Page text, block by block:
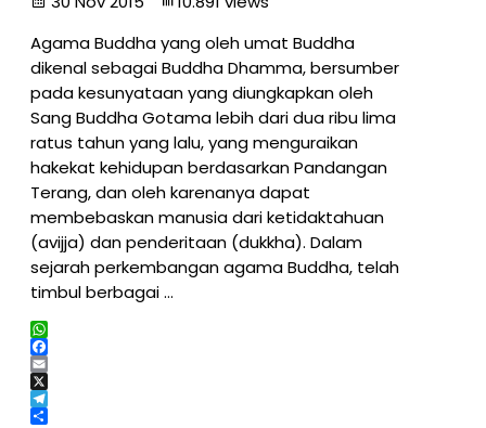
Agama Buddha yang oleh umat Buddha
dikenal sebagai Buddha Dhamma, bersumber
pada kesunyataan yang diungkapkan oleh
Sang Buddha Gotama lebih dari dua ribu lima
ratus tahun yang lalu, yang menguraikan
hakekat kehidupan berdasarkan Pandangan
Terang, dan oleh karenanya dapat
membebaskan manusia dari ketidaktahuan
(avijja) dan penderitaan (dukkha). Dalam
sejarah perkembangan agama Buddha, telah
timbul berbagai …
WhatsApp
Facebook
Email
X
Telegram